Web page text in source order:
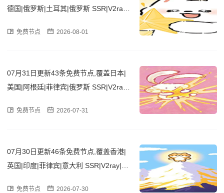
德国|俄罗斯|土耳其|俄罗斯 SSR|V2ray|
免费节点 2026-08-01
07月31日更新43条免费节点,覆盖日本|
美国|阿根廷|菲律宾|俄罗斯 SSR|V2ray|
免费节点 2026-07-31
07月30日更新46条免费节点,覆盖香港|
英国|印度|菲律宾|意大利 SSR|V2ray|Cla
免费节点 2026-07-30